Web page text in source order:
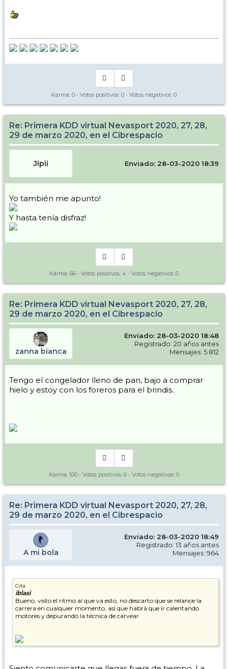
Karma: 0 - Votos positivos: 0 - Votos negativos: 0
Re: Primera KDD virtual Nevasport 2020, 27, 28,
29 de marzo 2020, en el Cibrespacio
Jipii Enviado: 28-03-2020 18:39
Yo también me apunto!
Y hasta tenía disfraz!
Karma: 66 - Votos positivos: 4 - Votos negativos: 0
Re: Primera KDD virtual Nevasport 2020, 27, 28,
29 de marzo 2020, en el Cibrespacio
zanna bianca
Enviado: 28-03-2020 18:48
Registrado: 20 años antes
Mensajes: 5.812
Tengo el congelador lleno de pan, bajo a comprar
hielo y estoy con los foreros para el brindis..
Karma: 100 - Votos positivos: 6 - Votos negativos: 0
Re: Primera KDD virtual Nevasport 2020, 27, 28,
29 de marzo 2020, en el Cibrespacio
A mi bola
Enviado: 28-03-2020 18:49
Registrado: 13 años antes
Mensajes: 964
Cita
iblasi
Bueno, visto el ritmo al que va esto, no descarto que se relance la
carrera en cualquier momento, así que habrá que ir calentando
motores y depurando la técnica de carvear